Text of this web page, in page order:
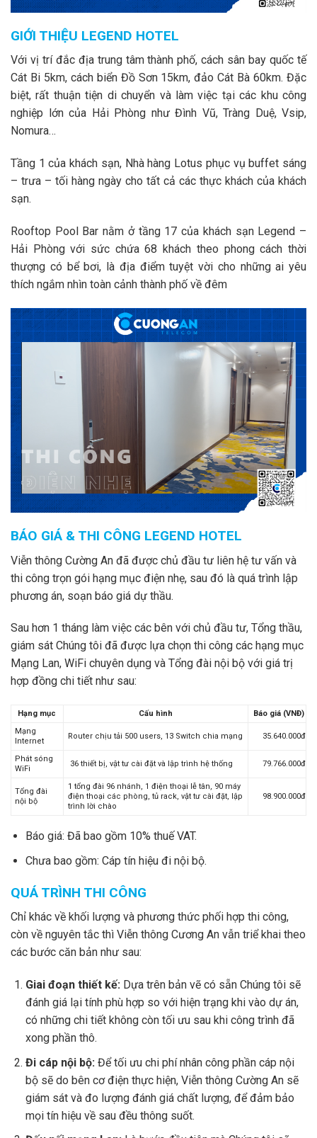
GIỚI THIỆU LEGEND HOTEL
Với vị trí đắc địa trung tâm thành phố, cách sân bay quốc tế
Cát Bi 5km, cách biển Đồ Sơn 15km, đảo Cát Bà 60km. Đặc
biệt, rất thuận tiện di chuyển và làm việc tại các khu công
nghiệp lớn của Hải Phòng như Đình Vũ, Tràng Duệ, Vsip,
Nomura…
Tầng 1 của khách sạn, Nhà hàng Lotus phục vụ buffet sáng
– trưa – tối hàng ngày cho tất cả các thực khách của khách
sạn.
Rooftop Pool Bar nằm ở tầng 17 của khách sạn Legend –
Hải Phòng với sức chứa 68 khách theo phong cách thời
thượng có bể bơi, là địa điểm tuyệt vời cho những ai yêu
thích ngắm nhìn toàn cảnh thành phố về đêm
BÁO GIÁ & THI CÔNG LEGEND HOTEL
Viễn thông Cường An đã được chủ đầu tư liên hệ tư vấn và
thi công trọn gói hạng mục điện nhẹ, sau đó là quá trình lập
phương án, soạn báo giá dự thầu.
Sau hơn 1 tháng làm việc các bên với chủ đầu tư, Tổng thầu,
giám sát Chúng tôi đã được lựa chọn thi công các hạng mục
Mạng Lan, WiFi chuyên dụng và Tổng đài nội bộ với giá trị
hợp đồng chi tiết như sau:
Hạng mục Cấu hình
Báo giá (VNĐ)
Mạng
Internet
Router chịu tải 500 users, 13 Switch chia mạng 35.640.000đ
Phát sóng
WiFi
36 thiết bị, vật tư cài đặt và lập trình hệ thống 79.766.000đ
Tổng đài
nội bộ
1 tổng đài 96 nhánh, 1 điện thoại lễ tân, 90 máy
điện thoại các phòng, tủ rack, vật tư cài đặt, lập
trình lời chào
98.900.000đ
Báo giá: Đã bao gồm 10% thuế VAT.
Chưa bao gồm: Cáp tín hiệu đi nội bộ.
QUÁ TRÌNH THI CÔNG
Chỉ khác về khối lượng và phương thức phối hợp thi công,
còn về nguyên tắc thì Viễn thông Cương An vẫn triể khai theo
các bước căn bản như sau:
Giai đoạn thiết kế:Dựa trên bản vẽ có sẵn Chúng tôi sẽ
đánh giá lại tính phù hợp so với hiện trạng khi vào dự án,
có những chi tiết không còn tối ưu sau khi công trình đã
xong phần thô.
Đi cáp nội bộ: Để tối ưu chi phí nhân công phần cáp nội
bộ sẽ do bên cơ điện thực hiện, Viễn thông Cường An sẽ
giám sát và đo lượng đánh giá chất lượng, để đảm bảo
mọi tín hiệu về sau đều thông suốt.